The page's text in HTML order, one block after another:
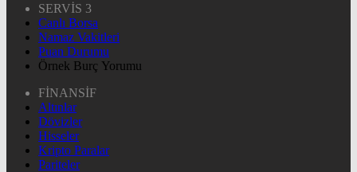
SERVİS 3
Canlı Borsa
Namaz Vakitleri
Puan Durumu
Örnek Burç Yorumu
FİNANSİF
Altınlar
Dövizler
Hisseler
Kripto Paralar
Pariteler